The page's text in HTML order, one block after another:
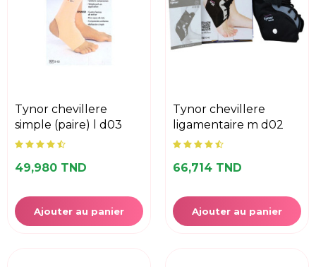
tynor chevillere
simple (paire) l d03
49,980 TND
Ajouter au panier
tynor chevillere
ligamentaire m d02
66,714 TND
Ajouter au panier